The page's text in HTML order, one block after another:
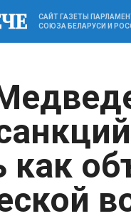
САЙТ ГАЗЕТЫ
СОЮЗА БЕЛАРУСИ И
как